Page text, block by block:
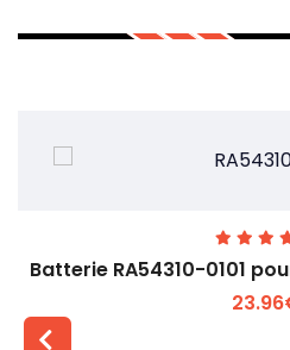
Batterie RA54310-0101